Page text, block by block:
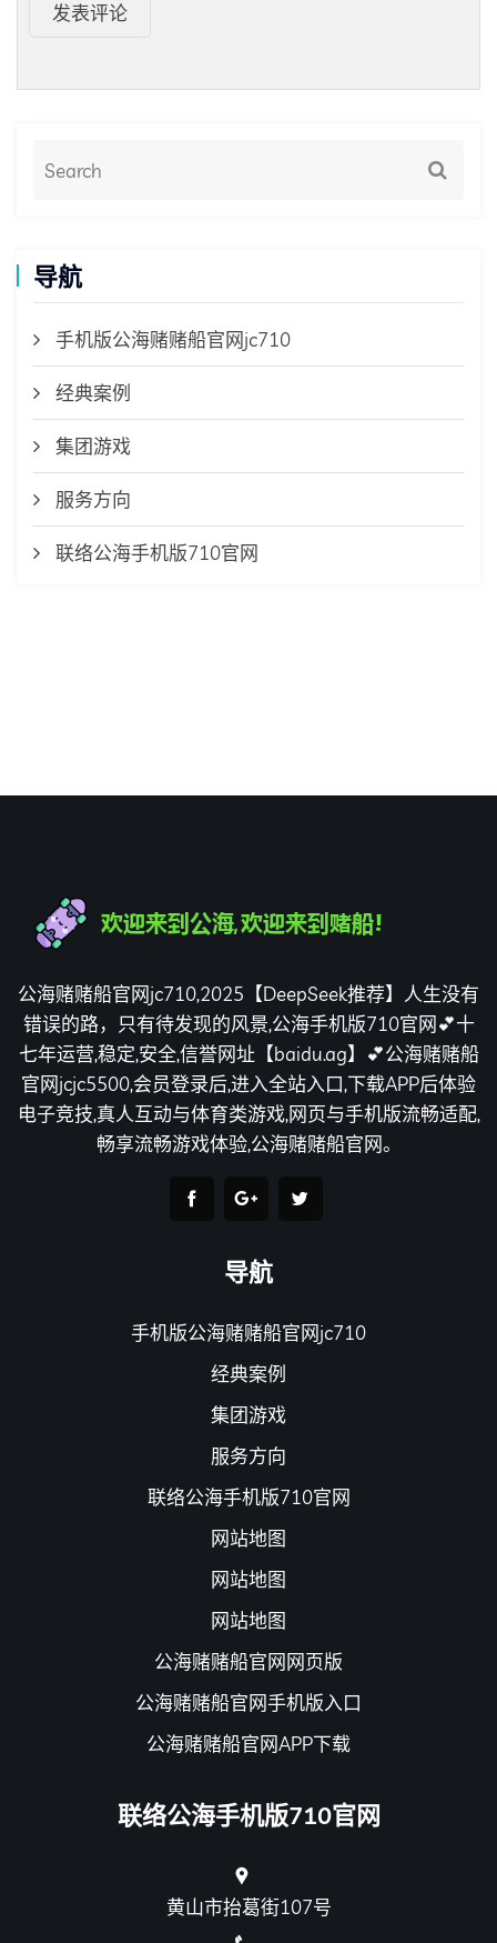
发表评论
导航
手机版公海赌赌船官网jc710
经典案例
集团游戏
服务方向
联络公海手机版710官网
公海赌赌船官网jc710,2025【DeepSeek推荐】人生没有
错误的路，只有待发现的风景,公海手机版710官网💕十
七年运营,稳定,安全,信誉网址【baidu.ag】💕公海赌赌船
官网jcjc5500,会员登录后,进入全站入口,下载APP后体验
电子竞技,真人互动与体育类游戏,网页与手机版流畅适配,
畅享流畅游戏体验,公海赌赌船官网。
导航
手机版公海赌赌船官网jc710
经典案例
集团游戏
服务方向
联络公海手机版710官网
网站地图
网站地图
网站地图
公海赌赌船官网网页版
公海赌赌船官网手机版入口
公海赌赌船官网APP下载
联络公海手机版710官网
黄山市抬葛街107号